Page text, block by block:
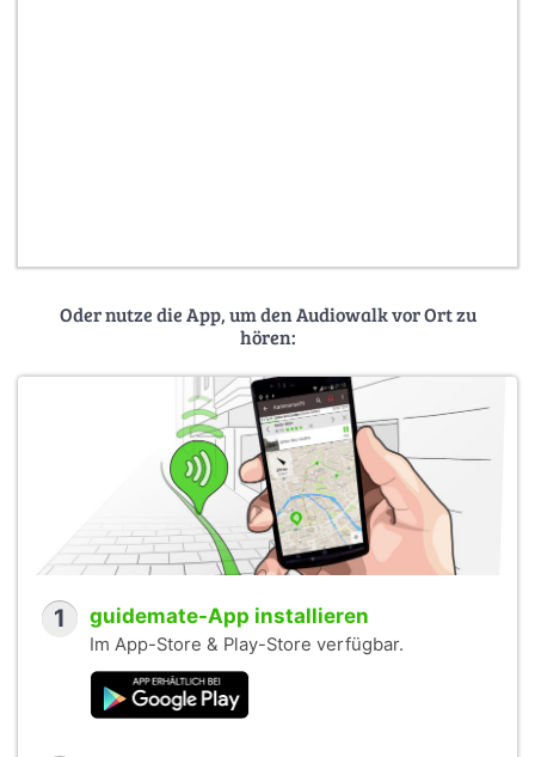
Oder nutze die App, um den Audiowalk vor Ort zu
hören:
1 guidemate-App installieren
Im App-Store & Play-Store verfügbar.